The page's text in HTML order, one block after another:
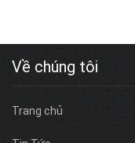
Về chúng tôi
Trang chủ